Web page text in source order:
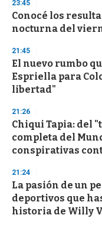
23:45
Conocé los
nocturna del
21:45
El nuevo rumbo
Espriella para
libertad"
21:26
Chiqui Tapia: del
completa del
conspirativas
21:24
La pasión de un
deportivos que
historia de Willy